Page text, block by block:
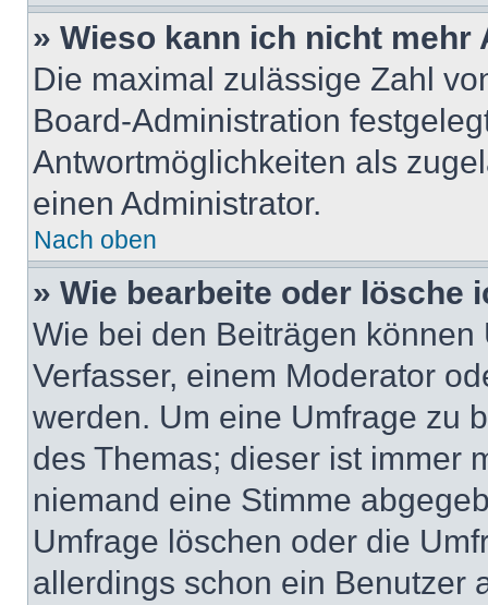
» Wieso kann ich nicht
Die maximal zulässige Zahl
Board-Administration
Antwortmöglichkeiten als
einen Administrator.
Nach oben
» Wie bearbeite oder lösche
Wie bei den Beiträgen
Verfasser, einem Moderator
werden. Um eine Umfrage zu
des Themas; dieser ist immer
niemand eine Stimme
Umfrage löschen oder die
allerdings schon ein Benutzer